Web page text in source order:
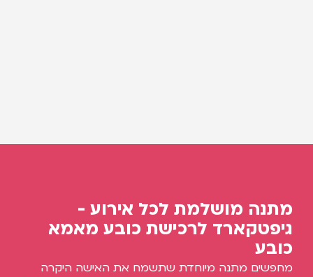
מתנה מושלמת לכל אירוע -
גיפטקארד לרכישת כובע מאמא
כובע
מחפשים מתנה מיוחדת שתשמח את האישה היקרה